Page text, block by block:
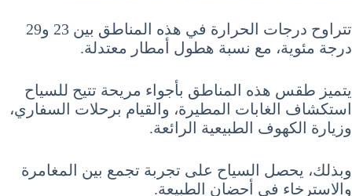
تتراوح درجات الحرارة في هذه المناطق بين 23 و29
درجة مئوية، مع نسبة هطول أمطار معتدلة.
يتميز طقس هذه المناطق بأجواء مريحة تتيح للسياح
استكشاف الغابات المطيرة، والقيام برحلات السفاري،
وزيارة الكهوف الطبيعية الرائعة.
وبذلك، يحصل السياح على تجربة تجمع بين المغامرة
والاسترخاء في أحضان الطبيعة.